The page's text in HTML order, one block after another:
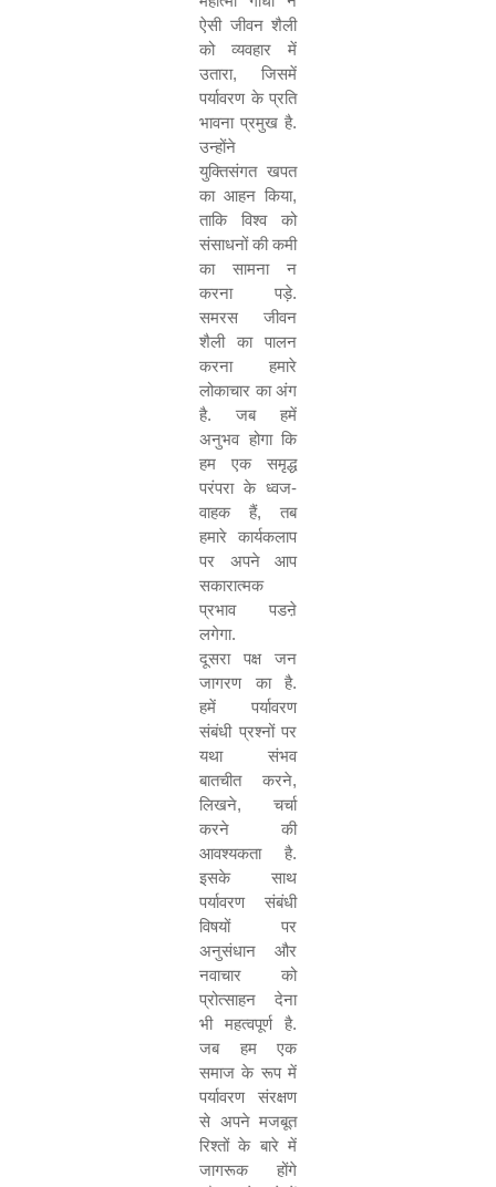
ऐसी जीवन शैली
को व्यवहार में
उतारा, जिसमें
पर्यावरण के प्रति
भावना प्रमुख है.
उन्होंने
युक्तिसंगत खपत
का आहन किया,
ताकि विश्व को
संसाधनों की कमी
का सामना न
करना पड़े.
समरस जीवन
शैली का पालन
करना हमारे
लोकाचार का अंग
है. जब हमें
अनुभव होगा कि
हम एक समृद्ध
परंपरा के ध्वज-
वाहक हैं, तब
हमारे कार्यकलाप
पर अपने आप
सकारात्मक
प्रभाव पडऩे
लगेगा.
दूसरा पक्ष जन
जागरण का है.
हमें पर्यावरण
संबंधी प्रश्नों पर
यथा संभव
बातचीत करने,
लिखने, चर्चा
करने की
आवश्यकता है.
इसके साथ
पर्यावरण संबंधी
विषयों पर
अनुसंधान और
नवाचार को
प्रोत्साहन देना
भी महत्वपूर्ण है.
जब हम एक
समाज के रूप में
पर्यावरण संरक्षण
से अपने मजबूत
रिश्तों के बारे में
जागरूक होंगे